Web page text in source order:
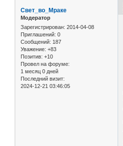
Свет_во_Мраке
Модератор
Зарегистрирован: 2014-04-08
Приглашений: 0
Сообщений: 187
Уважение: +83
Позитив: +10
Провел на форуме:
1 месяц 0 дней
Последний визит:
2024-12-21 03:46:05